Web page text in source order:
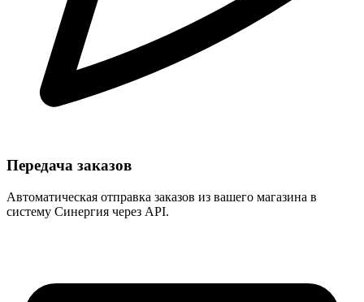
Передача заказов
Автоматическая отправка заказов из вашего магазина в
систему Синергия через API.